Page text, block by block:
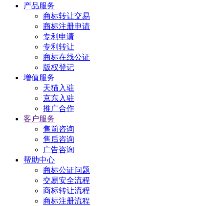
产品服务
商标转让交易
商标注册申请
专利申请
专利转让
商标在线公证
版权登记
增值服务
天猫入驻
京东入驻
推广合作
客户服务
售前咨询
售后咨询
广告咨询
帮助中心
商标公证问题
交易安全流程
商标转让流程
商标注册流程